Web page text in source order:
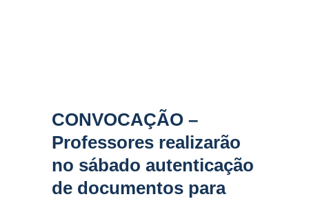
CONVOCAÇÃO –
Professores realizarão
no sábado autenticação
de documentos para